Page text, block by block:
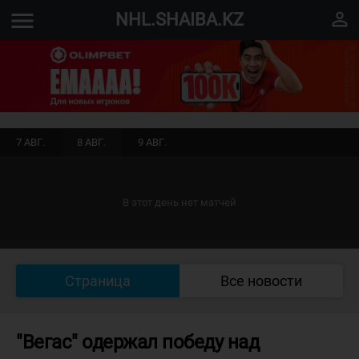
menu NHL.SHAIBA.KZ perm_identity
7 АВГ. 8 АВГ. 9 АВГ.
В этот день нет матчей
Страница Все новости
"Вегас" одержал победу над